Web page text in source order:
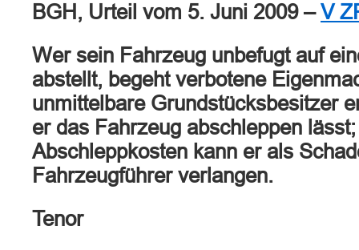
BGH, Urteil vom 5. Juni 2009 –V
Wer sein Fahrzeug unbefugt auf
abstellt, begeht verbotene
unmittelbare Grundstücksbesitzer
er das Fahrzeug abschleppen
Abschleppkosten kann er als
Fahrzeugführer verlangen.
Tenor